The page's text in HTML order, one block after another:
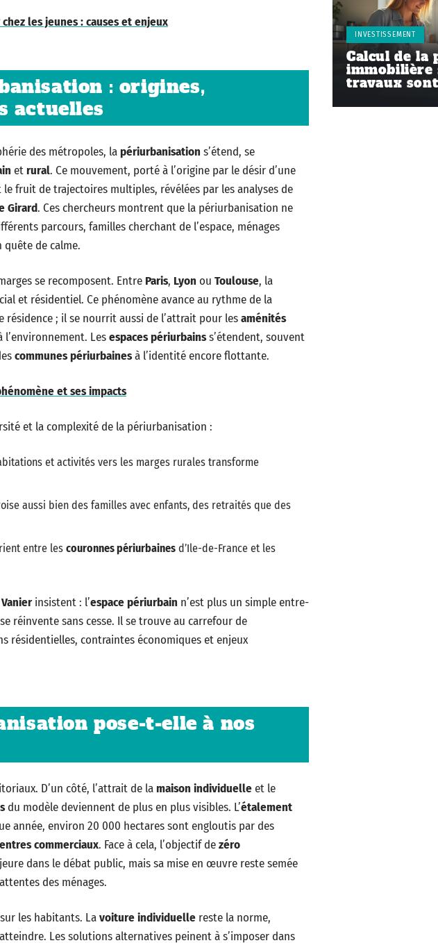
les jeunes : causes et enjeux
: origines,
actuelles
des métropoles, lapériurbanisation s’étend, se
etrural. Ce mouvement, porté à l’origine par le désir d’une
le fruit de trajectoires multiples, révélées par les analyses de
Girard. Ces chercheurs montrent que la périurbanisation ne
parcours, familles cherchant de l’espace, ménages
de calme.
se recomposent. Entre Paris, Lyon ou Toulouse, la
et résidentiel. Ce phénomène avance au rythme de la
; il se nourrit aussi de l’attrait pour lesaménités
l’environnement. Lesespaces périurbainss’étendent, souvent
communes périurbainesà l’identité encore flottante.
et ses impacts
et la complexité de la périurbanisation :
et activités vers les marges rurales transforme
aussi bien des familles avec enfants, des retraités que des
entre les couronnes périurbaines d’Ile-de-France et les
insistent : l’espace périurbain n’est plus un simple entre-
réinvente sans cesse. Il se trouve au carrefour de
résidentielles, contraintes économiques et enjeux
pose-t-elle à nos
D’un côté, l’attrait de lamaison individuelleet le
du modèle deviennent de plus en plus visibles. L’étalement
année, environ 20 000 hectares sont engloutis par des
commerciaux. Face à cela, l’objectif dezéro
dans le débat public, mais sa mise en œuvre reste semée
des ménages.
les habitants. Lavoiture individuelle reste la norme,
Les solutions alternatives peinent à s’imposer dans
INVESTISSEMENT
Calcul de la
immobilière
travaux